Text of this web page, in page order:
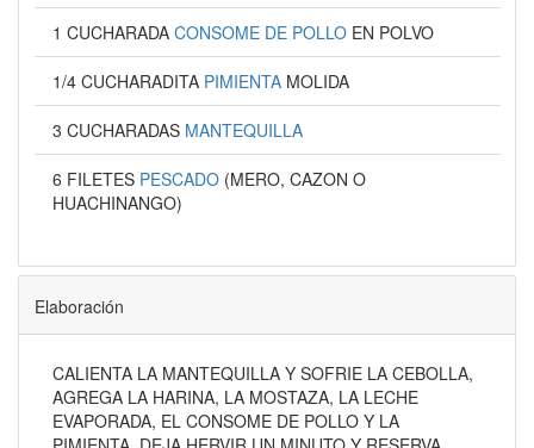
1 CUCHARADA CONSOME DE POLLO EN POLVO
1/4 CUCHARADITA PIMIENTA MOLIDA
3 CUCHARADAS MANTEQUILLA
6 FILETES PESCADO (MERO, CAZON O
HUACHINANGO)
Elaboración
CALIENTA LA MANTEQUILLA Y SOFRIE LA CEBOLLA,
AGREGA LA HARINA, LA MOSTAZA, LA LECHE
EVAPORADA, EL CONSOME DE POLLO Y LA